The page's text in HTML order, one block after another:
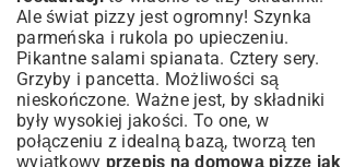
Ale świat pizzy jest ogromny! Szynka
parmeńska i rukola po upieczeniu.
Pikantne salami spianata. Cztery sery.
Grzyby i pancetta. Możliwości są
nieskończone. Ważne jest, by składniki
były wysokiej jakości. To one, w
połączeniu z idealną bazą, tworzą ten
wyjątkowy przepis na domową pizzę jak